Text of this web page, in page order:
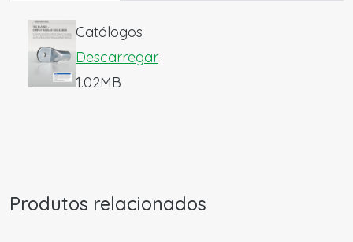
Catálogos
Descarregar
1.02MB
Produtos relacionados